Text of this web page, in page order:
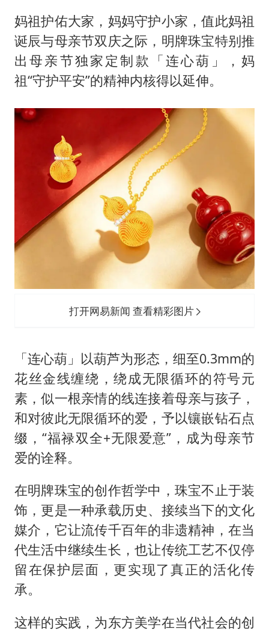
妈祖护佑大家，妈妈守护小家，值此妈祖
诞辰与母亲节双庆之际，明牌珠宝特别推
出母亲节独家定制款「连心葫」，妈
祖“守护平安”的精神内核得以延伸。
打开网易新闻 查看精彩图片
「连心葫」以葫芦为形态，细至0.3mm的
花丝金线缠绕，绕成无限循环的符号元
素，似一根亲情的线连接着母亲与孩子，
和对彼此无限循环的爱，予以镶嵌钻石点
缀，“福禄双全+无限爱意”，成为母亲节
爱的诠释。
在明牌珠宝的创作哲学中，珠宝不止于装
饰，更是一种承载历史、接续当下的文化
媒介，它让流传千百年的非遗精神，在当
代生活中继续生长，也让传统工艺不仅停
留在保护层面，更实现了真正的活化传
承。
这样的实践，为东方美学在当代社会的创